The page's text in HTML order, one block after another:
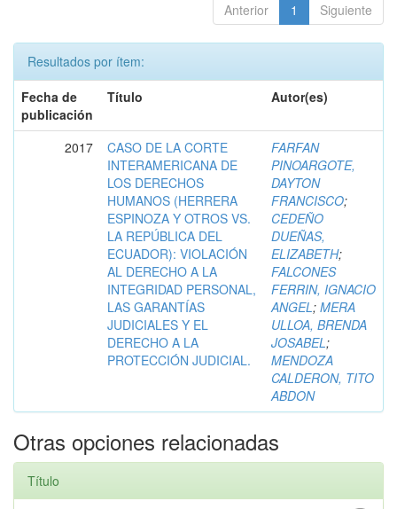
Anterior 1 Siguiente
Resultados por ítem:
Fecha de
publicación
Título Autor(es)
2017
CASO DE LA CORTE
INTERAMERICANA DE
LOS DERECHOS
HUMANOS (HERRERA
ESPINOZA Y OTROS VS.
LA REPÚBLICA DEL
ECUADOR): VIOLACIÓN
AL DERECHO A LA
INTEGRIDAD PERSONAL,
LAS GARANTÍAS
JUDICIALES Y EL
DERECHO A LA
PROTECCIÓN JUDICIAL.
FARFAN
PINOARGOTE,
DAYTON
FRANCISCO;
CEDEÑO
DUEÑAS,
ELIZABETH;
FALCONES
FERRIN, IGNACIO
ANGEL; MERA
ULLOA, BRENDA
JOSABEL;
MENDOZA
CALDERON, TITO
ABDON
Otras opciones relacionadas
Título